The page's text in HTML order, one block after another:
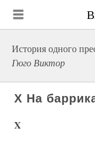
История одного
Гюго Виктор
X На
X